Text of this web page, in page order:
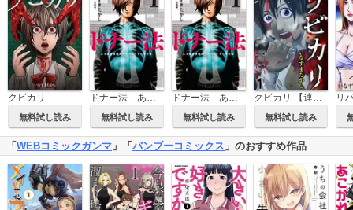
クビカリ
無料試し読み
ドナー法―ある臓器移植コーディネーターの記録―
無料試し読み
ドナー法―ある臓器移植コーディネーターの記録―【分冊版】
無料試し読み
クビカリ 【連載版】
無料試し読み
「 WEBコミックガンマ 」「 バンブーコミックス 」のおすすめ作品